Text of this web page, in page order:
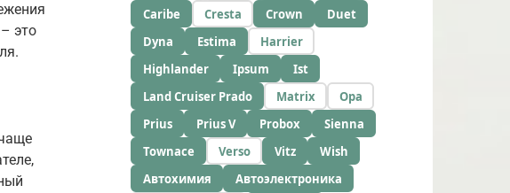
это
Caribe
Cresta Crown
Duet
Dyna
Estima
Harrier
Highlander
Ipsum
Ist
Land Cruiser Prado
Matrix
Opa
Prius
Prius V Probox
Sienna
Townace
Verso Vitz
Wish
Автохимия
Автоэлектроника